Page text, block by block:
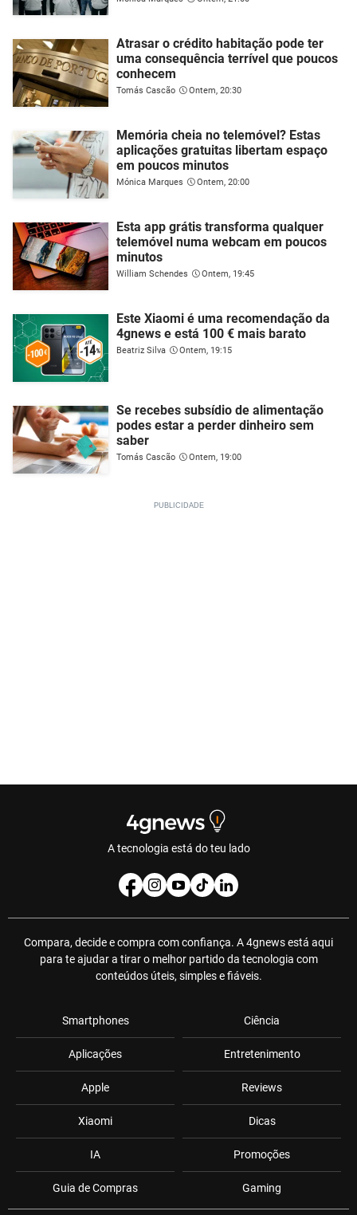
Atrasar o crédito habitação pode ter
uma consequência terrível que poucos
conhecem
Tomás Cascão Ontem, 20:30
Memória cheia no telemóvel? Estas
aplicações gratuitas libertam espaço
em poucos minutos
Mónica Marques Ontem, 20:00
Esta app grátis transforma qualquer
telemóvel numa webcam em poucos
minutos
William Schendes Ontem, 19:45
Este Xiaomi é uma recomendação da
4gnews e está 100 € mais barato
Beatriz Silva Ontem, 19:15
Se recebes subsídio de alimentação
podes estar a perder dinheiro sem
saber
Tomás Cascão Ontem, 19:00
A tecnologia está do teu lado
Compara, decide e compra com confiança. A 4gnews está aqui
para te ajudar a tirar o melhor partido da tecnologia com
conteúdos úteis, simples e fiáveis.
Smartphones
Aplicações
Apple
Xiaomi
IA
Guia de Compras
Ciência
Entretenimento
Reviews
Dicas
Promoções
Gaming